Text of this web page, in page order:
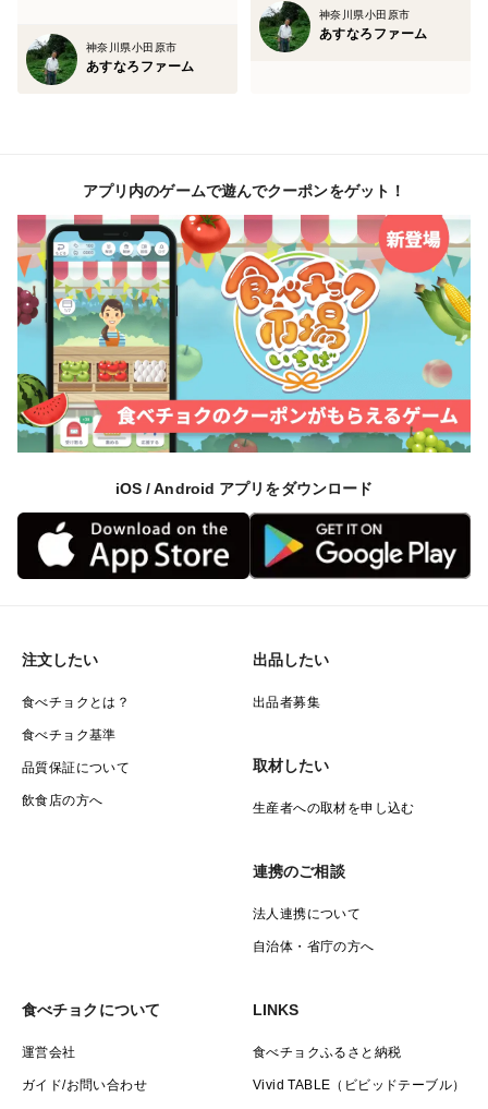
神奈川県小田原市
あすなろファーム
神奈川県小田原市
あすなろファーム
アプリ内のゲームで遊んでクーポンをゲット！
iOS / Android アプリをダウンロード
注文したい
食べチョクとは？
食べチョク基準
品質保証について
飲食店の方へ
出品したい
出品者募集
取材したい
生産者への取材を申し込む
連携のご相談
法人連携について
自治体・省庁の方へ
食べチョクについて
運営会社
ガイド/お問い合わせ
LINKS
食べチョクふるさと納税
Vivid TABLE（ビビッドテーブル）